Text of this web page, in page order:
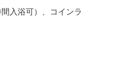
入浴可）、コインラ